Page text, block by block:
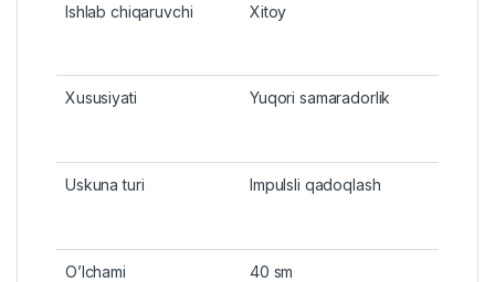
Ishlab chiqaruvchi Xitoy
Xususiyati Yuqori samaradorlik
Uskuna turi Impulsli qadoqlash
O’lchami 40 sm